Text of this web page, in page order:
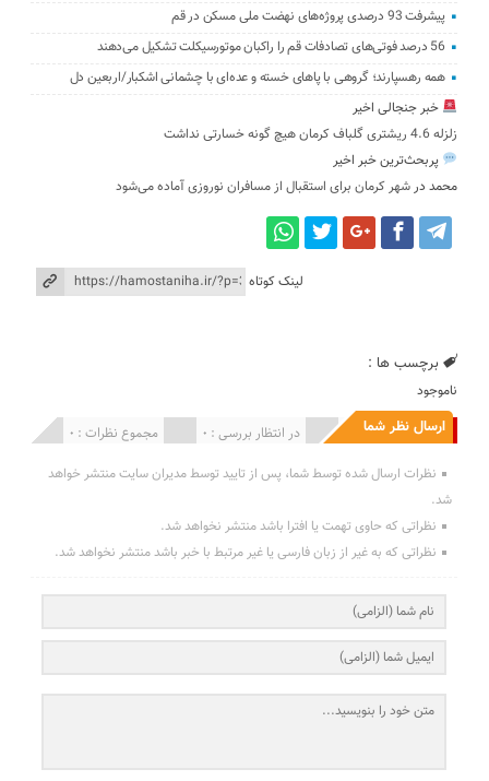
پیشرفت 93 درصدی پروژه‌های نهضت ملی مسکن در قم
56 درصد فوتی‌های تصادفات قم را راکبان موتورسیکلت تشکیل می‌دهند
همه رهسپارند؛ گروهی با پاهای خسته و عده‌ای با چشمانی اشکبار/اربعین دل
خبر جنجالی اخیر
زلزله 4.6 ریشتری گلباف کرمان هیچ گونه خسارتی نداشت
پربحث‌ترین خبر اخیر
محمد درشهر کرمان برای استقبال از مسافران نوروزی آماده می‌شود
لینک کوتاه
برچسب ها :
ناموجود
ارسال نظر شما مجموع نظرات : 0 در انتظار بررسی : 0 انتشار یافته : 0
نظرات ارسال شده توسط شما، پس از تایید توسط مدیران سایت منتشر خواهد
شد.
نظراتی که حاوی تهمت یا افترا باشد منتشر نخواهد شد.
نظراتی که به غیر از زبان فارسی یا غیر مرتبط با خبر باشد منتشر نخواهد شد.